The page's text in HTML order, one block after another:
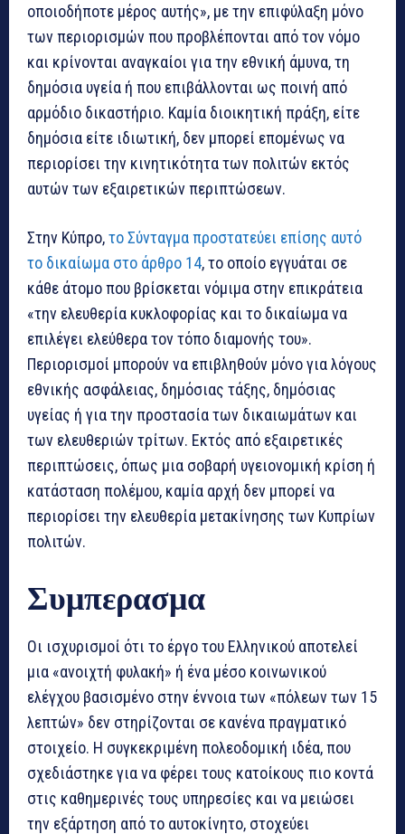
οποιοδήποτε μέρος αυτής», με την επιφύλαξη μόνο
των περιορισμών που προβλέπονται από τον νόμο
και κρίνονται αναγκαίοι για την εθνική άμυνα, τη
δημόσια υγεία ή που επιβάλλονται ως ποινή από
αρμόδιο δικαστήριο. Καμία διοικητική πράξη, είτε
δημόσια είτε ιδιωτική, δεν μπορεί επομένως να
περιορίσει την κινητικότητα των πολιτών εκτός
αυτών των εξαιρετικών περιπτώσεων.
Στην Κύπρο,το Σύνταγμα προστατεύει επίσης αυτό
το δικαίωμα στο άρθρο 14, το οποίο εγγυάται σε
κάθε άτομο που βρίσκεται νόμιμα στην επικράτεια
«την ελευθερία κυκλοφορίας και το δικαίωμα να
επιλέγει ελεύθερα τον τόπο διαμονής του».
Περιορισμοί μπορούν να επιβληθούν μόνο για λόγους
εθνικής ασφάλειας, δημόσιας τάξης, δημόσιας
υγείας ή για την προστασία των δικαιωμάτων και
των ελευθεριών τρίτων. Εκτός από εξαιρετικές
περιπτώσεις, όπως μια σοβαρή υγειονομική κρίση ή
κατάσταση πολέμου, καμία αρχή δεν μπορεί να
περιορίσει την ελευθερία μετακίνησης των Κυπρίων
πολιτών.
Συμπερασμα
Οι ισχυρισμοί ότι το έργο του Ελληνικού αποτελεί
μια «ανοιχτή φυλακή» ή ένα μέσο κοινωνικού
ελέγχου βασισμένο στην έννοια των «πόλεων των 15
λεπτών» δεν στηρίζονται σε κανένα πραγματικό
στοιχείο. Η συγκεκριμένη πολεοδομική ιδέα, που
σχεδιάστηκε για να φέρει τους κατοίκους πιο κοντά
στις καθημερινές τους υπηρεσίες και να μειώσει
την εξάρτηση από το αυτοκίνητο, στοχεύει